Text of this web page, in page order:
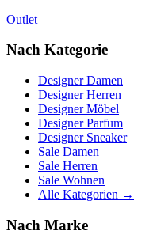
Outlet
Nach Kategorie
Designer Damen
Designer Herren
Designer Möbel
Designer Parfum
Designer Sneaker
Sale Damen
Sale Herren
Sale Wohnen
Alle Kategorien →
Nach Marke